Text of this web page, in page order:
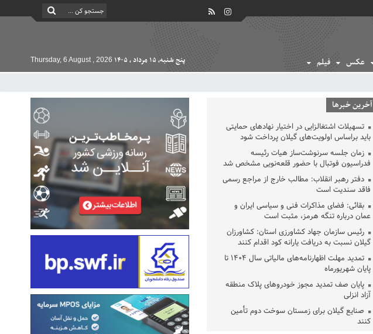
عکس فیلم پنج شنبه, ۱۵ مرداد , ۱۴۰۵ Thursday, 6 August , 2026
آخرین خبرها
تسهیلات اشتغالزایی در اختیار نهادهای حمایتی
باید براساس اولویت‌های گیلان پرداخت شود
زمان جلسه سرنوشت‌ساز هیات رئیسه
فدراسیون فوتبال با حضور قلعه‌نویی مشخص شد
دفتر رهبر انقلاب: مطالب خارج از مراجع رسمی
فاقد سندیت است
بقائی: فضای مذاکرات فنی و سیاسی ایران و
عمان درباره تنگه هرمز، مثبت است
رئیس سازمان جهاد کشاورزی استان: کشاورزان
گیلان نسبت به دریافت یارانه کود اقدام کنند
تمدید مهلت اظهارنامه‌های مالیاتی سال ۱۴۰۴ تا
پایان شهریورماه
پایان صف تمدید مجوز خودروهای پلاک منطقه
آزاد انزلی
صنایع گیلان برای زمستان سوخت دوم تأمین
کنند